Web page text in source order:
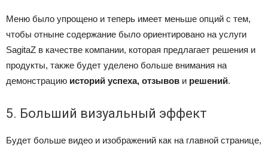
Меню было упрощено и теперь имеет меньше опций с тем,
чтобы отныне содержание было ориентировано на услуги
SagitaZ в качестве компании, которая предлагает решения и
продукты, также будет уделено больше внимания на
демонстрацию историй успеха, отзывов и решений.
5. Больший визуальный эффект
Будет больше видео и изображений как на главной странице,